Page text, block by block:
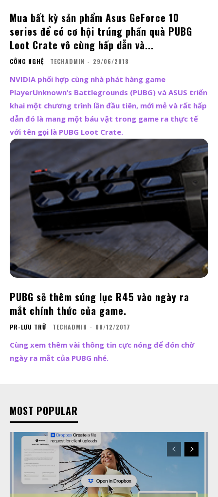
Mua bất kỳ sản phẩm Asus GeForce 10
series để có cơ hội trúng phần quà PUBG
Loot Crate vô cùng hấp dẫn và...
CÔNG NGHỆ TECHADMIN - 29/06/2018
NVIDIA phối hợp cùng nhà phát hàng game
PlayerUnknown’s Battlegrounds (PUBG) và ASUS triển
khai một chương trình lần đầu tiên, mới mẻ và rất hấp
dẫn đó là mang một báu vật trong game ra thực tế
với tên gọi là PUBG Loot Crate.
PUBG sẽ thêm súng lục R45 vào ngày ra
mắt chính thức của game.
PR-LƯU TRỮ TECHADMIN - 08/12/2017
Cùng xem thêm vài thông tin cực nóng để đón chờ
ngày ra mắt của PUBG nhé.
MOST POPULAR